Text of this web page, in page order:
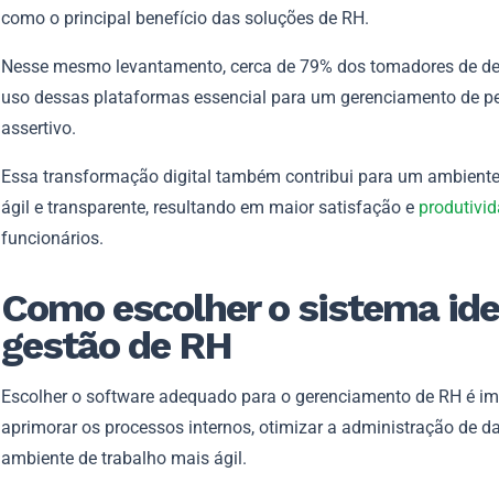
como o principal benefício das soluções de RH.
Nesse mesmo levantamento, cerca de 79% dos tomadores de
uso dessas plataformas essencial para um gerenciamento de
assertivo.
Essa transformação digital também contribui para um
ágil e transparente, resultando em maior satisfação e
funcionários.
Como escolher o sistema
gestão de RH
Escolher o software adequado para o gerenciamento de RH é
aprimorar os processos internos, otimizar a administração de
ambiente de trabalho mais ágil.